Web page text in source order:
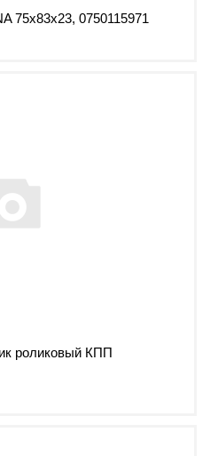
75x83x23, 0750115971
роликовый КПП